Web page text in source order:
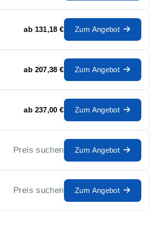
ab 131,18 € Zum Angebot
ab 207,38 € Zum Angebot
ab 237,00 € Zum Angebot
Preis suchen Zum Angebot
Preis suchen Zum Angebot